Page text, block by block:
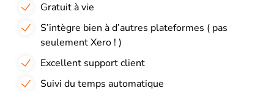
Gratuit à vie
S’intègre bien à d’autres plateformes ( pas
seulement Xero ! )
Excellent support client
Suivi du temps automatique